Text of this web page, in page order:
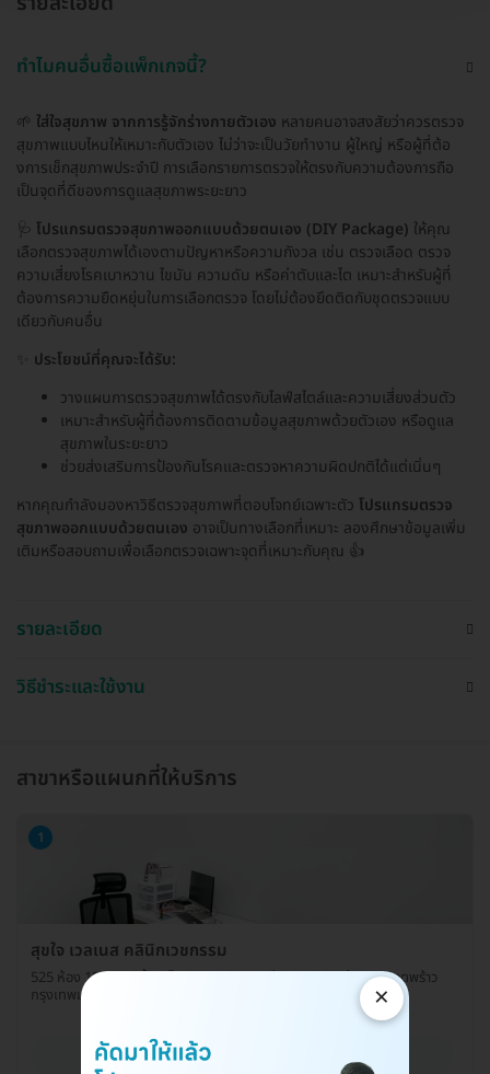
ทำไมคนอื่นซื้อแพ็กเกจนี้?
🌱 ใส่ใจสุขภาพ จากการรู้จักร่างกายตัวเอง หลายคนอาจสงสัยว่าควรตรวจ
สุขภาพแบบไหนให้เหมาะกับตัวเอง ไม่ว่าจะเป็นวัยทำงาน ผู้ใหญ่ หรือผู้ที่ต้อ
งการเช็กสุขภาพประจำปี การเลือกรายการตรวจให้ตรงกับความต้องการถือ
เป็นจุดที่ดีของการดูแลสุขภาพระยะยาว
🩺 โปรแกรมตรวจสุขภาพออกแบบด้วยตนเอง (DIY Package) ให้คุณ
เลือกตรวจสุขภาพได้เองตามปัญหาหรือความกังวล เช่น ตรวจเลือด ตรวจ
ความเสี่ยงโรคเบาหวาน ไขมัน ความดัน หรือค่าตับและไต เหมาะสำหรับผู้ที่
ต้องการความยืดหยุ่นในการเลือกตรวจ โดยไม่ต้องยึดติดกับชุดตรวจแบบ
เดียวกับคนอื่น
ประโยชน์ที่คุณจะได้รับ:
วางแผนการตรวจสุขภาพได้ตรงกับไลฟ์สไตล์และความเสี่ยงส่วนตัว
เหมาะสำหรับผู้ที่ต้องการติดตามข้อมูลสุขภาพด้วยตัวเอง หรือดูแล
สุขภาพในระยะยาว
ช่วยส่งเสริมการป้องกันโรคและตรวจหาความผิดปกติได้แต่เนิ่นๆ
หากคุณกำลังมองหาวิธีตรวจสุขภาพที่ตอบโจทย์เฉพาะตัว โปรแกรมตรวจ
สุขภาพออกแบบด้วยตนเอง อาจเป็นทางเลือกที่เหมาะ ลองศึกษาข้อมูลเพิ่ม
เติมหรือสอบถามเพื่อเลือกตรวจเฉพาะจุดที่เหมาะกับคุณ 👍
รายละเอียด
วิธีชำระและใช้งาน
สาขาหรือแผนกที่ให้บริการ
1
สุขใจ เวลเนส คลินิกเวชกรรม
525 ห้อง 102-103 ชั้น 1 โครงการกรีน พลาซ่า แขวงลาดพร้าว เขตลาดพร้าว
กรุงเทพมหานคร 10230
ดูรายละเอียด
×